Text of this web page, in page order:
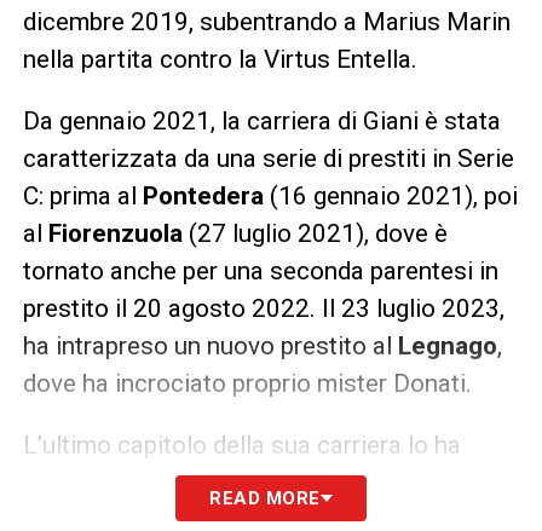
dicembre 2019, subentrando a Marius Marin
nella partita contro la Virtus Entella.
Da gennaio 2021, la carriera di Giani è stata
caratterizzata da una serie di prestiti in Serie
C: prima al Pontedera (16 gennaio 2021), poi
al Fiorenzuola (27 luglio 2021), dove è
tornato anche per una seconda parentesi in
prestito il 20 agosto 2022. Il 23 luglio 2023,
ha intrapreso un nuovo prestito al Legnago,
dove ha incrociato proprio mister Donati.
L’ultimo capitolo della sua carriera lo ha
visto approdare in Grecia il 9 agosto 2024,
Athens Kallithea FC
READ MORE